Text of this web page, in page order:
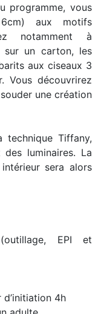
programme, vous
aux motifs
notamment à
sur un carton, les
aux ciseaux 3
Vous découvrirez
une création
Tiffany,
luminaires. La
sera alors
EPI et
d’initiation 4h